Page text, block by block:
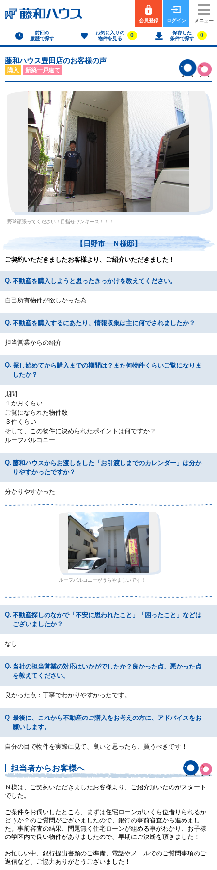
会員登録 ログイン メニュー
前回の
履歴で探す
お気に入りの
物件を見る
0
保存した
条件で探す
0
藤和ハウス豊田店のお客様の声
購入 新築一戸建て
野球頑張ってください！目指せヤンキース！！！
【日野市 Ｎ様邸】
ご契約いただきましたお客様より、ご紹介いただきました！
不動産を購入しようと思ったきっかけを教えてください。
自己所有物件が欲しかった為
不動産を購入するにあたり、情報収集は主に何でされましたか？
担当営業からの紹介
探し始めてから購入までの期間は？また何物件くらいご覧になりま
したか？
期間
１か月くらい
ご覧になられた物件数
３件くらい
そして、この物件に決められたポイントは何ですか？
ルーフバルコニー
藤和ハウスからお渡しをした「お引渡しまでのカレンダー」は分か
りやすかったですか？
分かりやすかった
ルーフバルコニーがうらやましいです！
不動産探しのなかで「不安に思われたこと」「困ったこと」などは
ございましたか？
なし
当社の担当営業の対応はいかがでしたか？良かった点、悪かった点
を教えてください。
良かった点：丁寧でわかりやすかったです。
最後に、これから不動産のご購入をお考えの方に、アドバイスをお
願いします。
自分の目で物件を実際に見て、良いと思ったら、買うべきです！
担当者からお客様へ
Ｎ様は、ご契約いただきましたお客様より、ご紹介頂いたのがスタート
でした。
ご条件をお伺いしたところ、まずは住宅ローンがいくら位借りられるか
どうか？のご質問がございましたので、銀行の事前審査から進めまし
た。事前審査の結果、問題無く住宅ローンが組める事がわかり、お子様
の学区内で良い物件がありましたので、早期にご決断を頂きました！
お忙しい中、銀行提出書類のご準備、電話やメールでのご質問事項のご
返信など、ご協力ありがとうございました！